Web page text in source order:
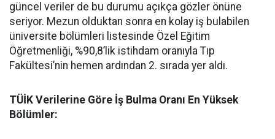
güncel veriler de bu durumu açıkça gözler önüne
seriyor. Mezun olduktan sonra en kolay iş bulabilen
üniversite bölümleri listesinde Özel Eğitim
Öğretmenliği, %90,8’lik istihdam oranıyla Tıp
Fakültesi’nin hemen ardından 2. sırada yer aldı.
​TÜİK Verilerine Göre İş Bulma Oranı En Yüksek
Bölümler: